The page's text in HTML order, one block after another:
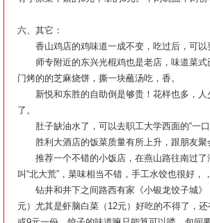
六、其它：
香山鸡店的鸡味道一成不变，吃过后，可以
师专附近的东兴光棍鸡也是老店，味道菜式
门烤的的芝麻烧饼，撕一块蘸汤吃，香。
新悦和东胜的自助倒是够贵！花样也多，人
了。
肚子缺油水了，可以去职工大学西面的“一口
胜利大酒店的饭菜质量有所上升，跟朋友聚
推荐一个不错的小饭店，在燕山路往南过了
叫“北大荒”，菜味相当不错，手工水饺也很好，
钻井和井下之间路西有家《小银龙饺子城》
元）尤其是虾脑白菜（12元）好吃的不得了，